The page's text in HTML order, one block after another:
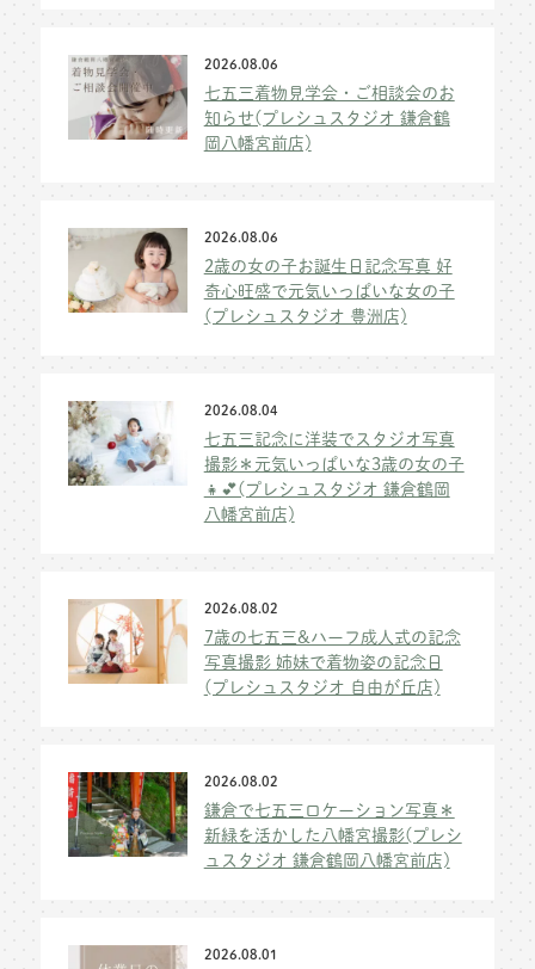
2026.08.06
七五三着物見学会・ご相談会のお
知らせ(プレシュスタジオ 鎌倉鶴
岡八幡宮前店)
2026.08.06
2歳の女の子お誕生日記念写真 好
奇心旺盛で元気いっぱいな女の子
(プレシュスタジオ 豊洲店)
2026.08.04
七五三記念に洋装でスタジオ写真
撮影＊元気いっぱいな3歳の女の子
👧💕(プレシュスタジオ 鎌倉鶴岡
八幡宮前店)
2026.08.02
7歳の七五三&ハーフ成人式の記念
写真撮影 姉妹で着物姿の記念日
(プレシュスタジオ 自由が丘店)
2026.08.02
鎌倉で七五三ロケーション写真＊
新緑を活かした八幡宮撮影(プレシ
ュスタジオ 鎌倉鶴岡八幡宮前店)
2026.08.01